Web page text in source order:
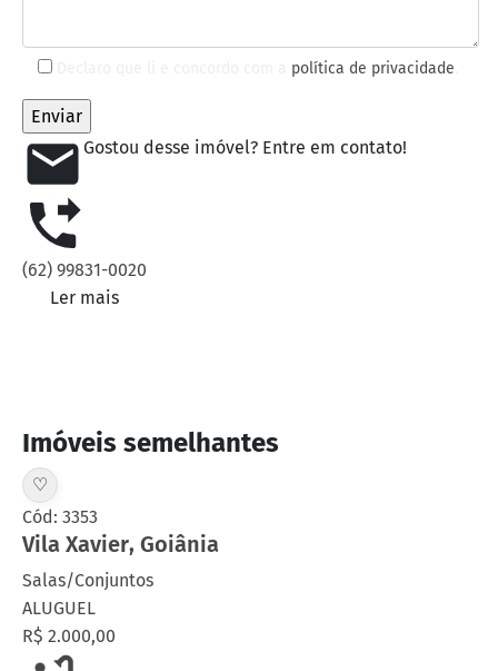
política de privacidade
Gostou desse imóvel? Entre em contato!
(62) 99831-0020
Ler mais
Imóveis semelhantes
♡
Cód: 3353
Vila Xavier, Goiânia
Salas/Conjuntos
ALUGUEL
R$ 2.000,00